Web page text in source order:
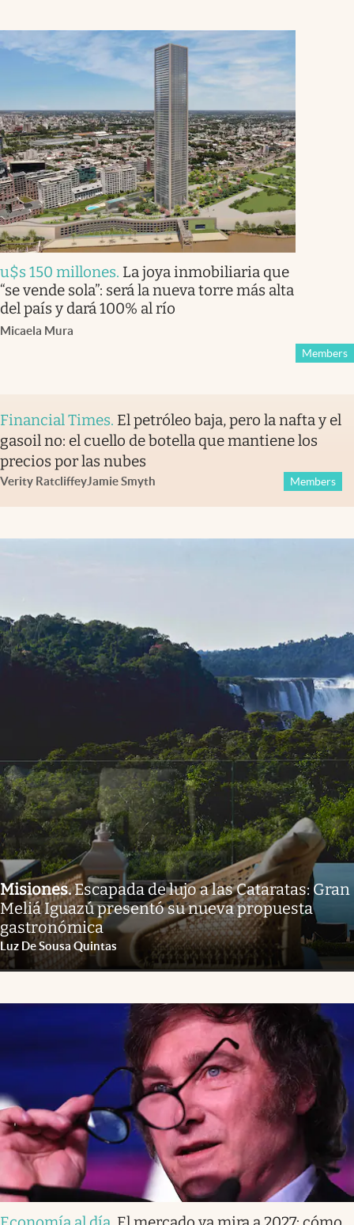
u$s 150 millones. La joya inmobiliaria que
“se vende sola”: será la nueva torre más alta
del país y dará 100% al río
Micaela Mura
Members
Financial Times. El petróleo baja, pero la nafta y el
gasoil no: el cuello de botella que mantiene los
precios por las nubes
Verity RatcliffeyJamie Smyth Members
Misiones.Escapada de lujo a las Cataratas: Gran
Meliá Iguazú presentó su nueva propuesta
gastronómica
Luz De Sousa Quintas